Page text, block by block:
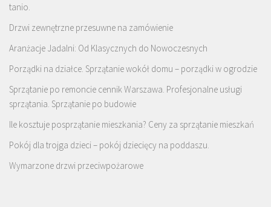
tanio.
Drzwi zewnętrzne przesuwne na zamówienie
Aranżacje Jadalni: Od Klasycznych do Nowoczesnych
Porządki na działce. Sprzątanie wokół domu – porządki w ogrodzie
Sprzątanie po remoncie cennik Warszawa. Profesjonalne usługi
sprzątania. Sprzątanie po budowie
Ile kosztuje posprzątanie mieszkania? Ceny za sprzątanie mieszkań
Pokój dla trojga dzieci – pokój dziecięcy na poddaszu.
Wymarzone drzwi przeciwpożarowe